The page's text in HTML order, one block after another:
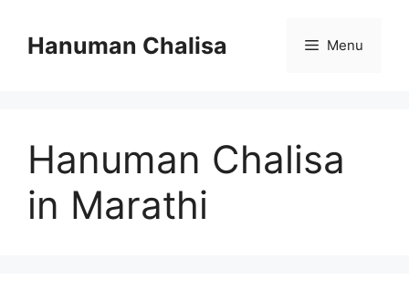
contentHanuman Chalisa Menu
Hanuman Chalisa
in Marathi